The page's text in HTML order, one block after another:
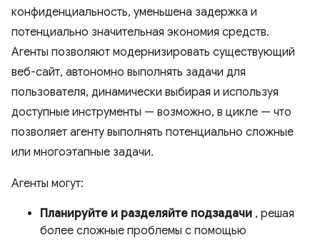
конфиденциальность, уменьшена задержка и
потенциально значительная экономия средств.
Агенты позволяют модернизировать существующий
веб-сайт, автономно выполнять задачи для
пользователя, динамически выбирая и используя
доступные инструменты — возможно, в цикле — что
позволяет агенту выполнять потенциально сложные
или многоэтапные задачи.
Агенты могут:
Планируйте и разделяйте подзадачи , решая
более сложные проблемы с помощью